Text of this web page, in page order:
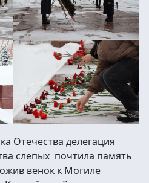
Отечества делегация
слепых почтила память
венок к Могиле